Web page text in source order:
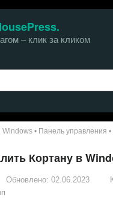
– клик за кликом
о
с
• Панель управления •
Кортану в
Обновлено: 02.06.2023